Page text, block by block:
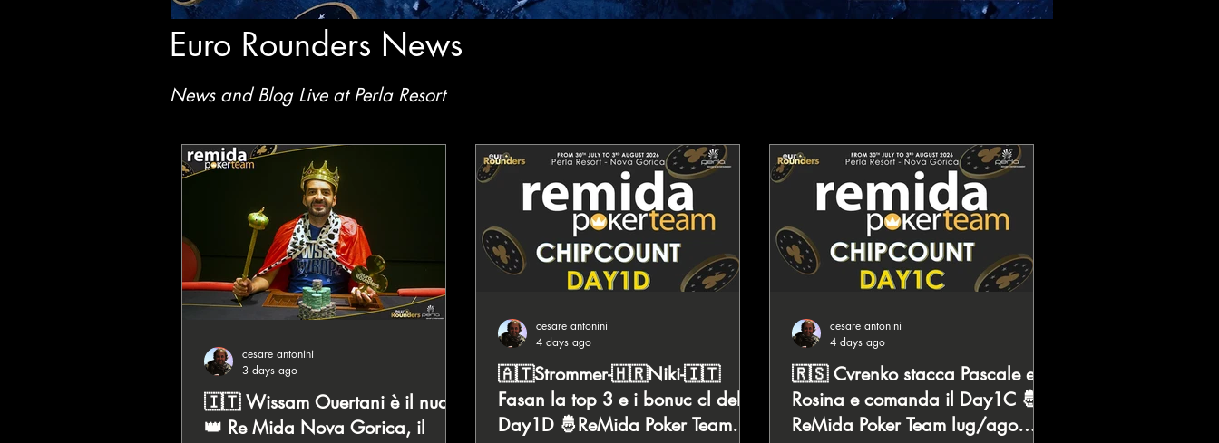
Euro Rounders News
News and Blog Live atPerla Resort
🇮🇹 Wissam Ouertani è il nuovo
👑 Re Mida Nova Gorica, il
cesare antonini
3 days ago
🇦🇹Strommer-🇭🇷Niki-🇮🇹
Fasan la top 3 e i bonuc cl del
Day1D 🤴ReMida Poker Team
cesare antonini
4 days ago
🇷🇸 Cvrenko stacca Pascale e
Rosina e comanda il Day1C 🤴
ReMida Poker Team lug/ago
cesare antonini
4 days ago